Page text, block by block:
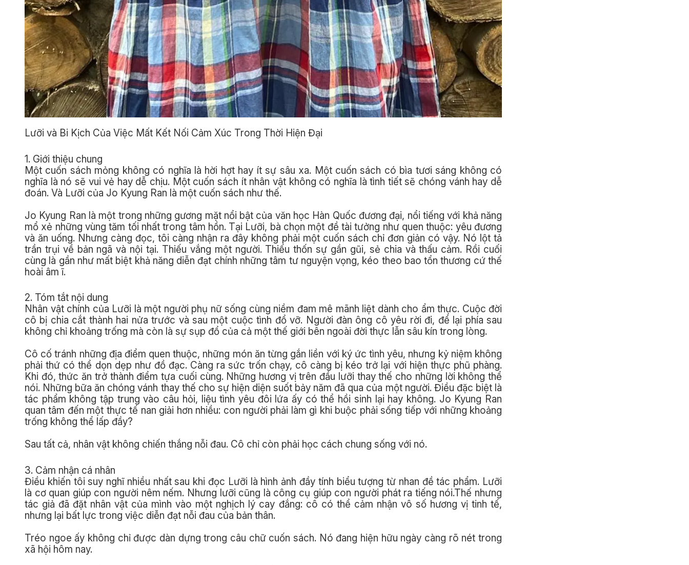
Lưỡi và Bi Kịch Của Việc Mất Kết Nối Cảm Xúc Trong Thời Hiện Đại
1. Giới thiệu chung
Một cuốn sách mỏng không có nghĩa là hời hợt hay ít sự sâu xa. Một cuốn sách có bìa tươi sáng không có
nghĩa là nó sẽ vui vẻ hay dễ chịu. Một cuốn sách ít nhân vật không có nghĩa là tình tiết sẽ chóng vánh hay dễ
đoán. Và Lưỡi của Jo Kyung Ran là một cuốn sách như thế.
Jo Kyung Ran là một trong những gương mặt nổi bật của văn học Hàn Quốc đương đại, nổi tiếng với khả năng
mổ xẻ những vùng tăm tối nhất trong tâm hồn. Tại Lưỡi, bà chọn một đề tài tưởng như quen thuộc: yêu đương
và ăn uống. Nhưng càng đọc, tôi càng nhận ra đây không phải một cuốn sách chỉ đơn giản có vậy. Nó lột tả
trần trụi về bản ngã và nội tại. Thiếu vắng một người. Thiếu thốn sự gần gũi, sẻ chia và thấu cảm. Rồi cuối
cùng là gần như mất biệt khả năng diễn đạt chính những tâm tư nguyện vọng, kéo theo bao tổn thương cứ thế
hoài âm ĩ.
2. Tóm tắt nội dung
Nhân vật chính của Lưỡi là một người phụ nữ sống cùng niềm đam mê mãnh liệt dành cho ẩm thực. Cuộc đời
cô bị chia cắt thành hai nửa trước và sau một cuộc tình đổ vỡ. Người đàn ông cô yêu rời đi, để lại phía sau
không chỉ khoảng trống mà còn là sự sụp đổ của cả một thế giới bên ngoài đời thực lẫn sâu kín trong lòng.
Cô cố tránh những địa điểm quen thuộc, những món ăn từng gắn liền với ký ức tình yêu, nhưng kỷ niệm không
phải thứ có thể dọn dẹp như đồ đạc. Càng ra sức trốn chạy, cô càng bị kéo trở lại với hiện thực phũ phàng.
Khi đó, thức ăn trở thành điểm tựa cuối cùng. Những hương vị trên đầu lưỡi thay thế cho những lời không thể
nói. Những bữa ăn chóng vánh thay thế cho sự hiện diện suốt bảy năm đã qua của một người. Điều đặc biệt là
tác phẩm không tập trung vào câu hỏi, liệu tình yêu đôi lứa ấy có thể hồi sinh lại hay không. Jo Kyung Ran
quan tâm đến một thực tế nan giải hơn nhiều: con người phải làm gì khi buộc phải sống tiếp với những khoảng
trống không thể lấp đầy?
Sau tất cả, nhân vật không chiến thắng nỗi đau. Cô chỉ còn phải học cách chung sống với nó.
3. Cảm nhận cá nhân
Điều khiến tôi suy nghĩ nhiều nhất sau khi đọc Lưỡi là hình ảnh đầy tính biểu tượng từ nhan đề tác phẩm. Lưỡi
là cơ quan giúp con người nêm nếm. Nhưng lưỡi cũng là công cụ giúp con người phát ra tiếng nói.Thế nhưng
tác giả đã đặt nhân vật của mình vào một nghịch lý cay đắng: cô có thể cảm nhận vô số hương vị tinh tế,
nhưng lại bất lực trong việc diễn đạt nỗi đau của bản thân.
Tréo ngoe ấy không chỉ được dàn dựng trong câu chữ cuốn sách. Nó đang hiện hữu ngày càng rõ nét trong
xã hội hôm nay.